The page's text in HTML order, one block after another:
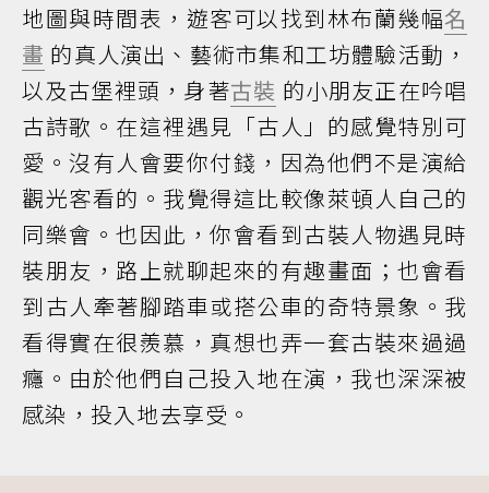
地圖與時間表，遊客可以找到林布蘭幾幅名
畫 的真人演出、藝術市集和工坊體驗活動，
以及古堡裡頭，身著古裝 的小朋友正在吟唱
古詩歌。在這裡遇見「古人」的感覺特別可
愛。沒有人會要你付錢，因為他們不是演給
觀光客看的。我覺得這比較像萊頓人自己的
同樂會。也因此，你會看到古裝人物遇見時
裝朋友，路上就聊起來的有趣畫面；也會看
到古人牽著腳踏車或搭公車的奇特景象。我
看得實在很羨慕，真想也弄一套古裝來過過
癮。由於他們自己投入地在演，我也深深被
感染，投入地去享受。